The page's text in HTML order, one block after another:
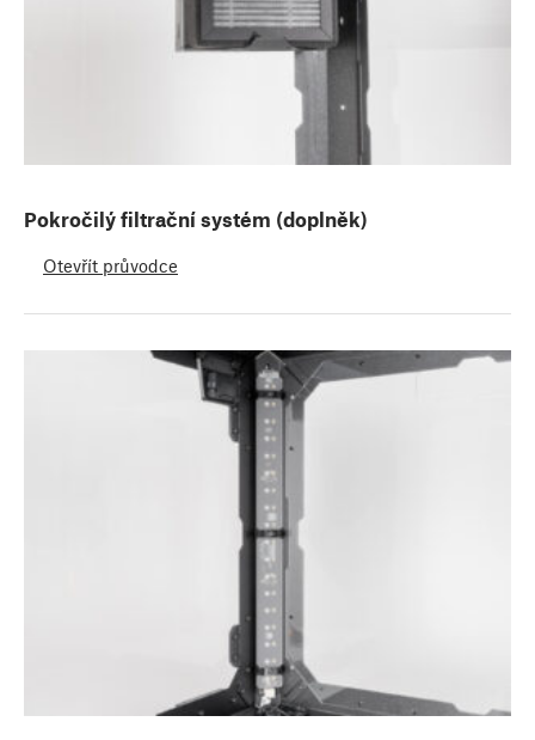
Pokročilý filtrační systém (doplněk)
Otevřít průvodce